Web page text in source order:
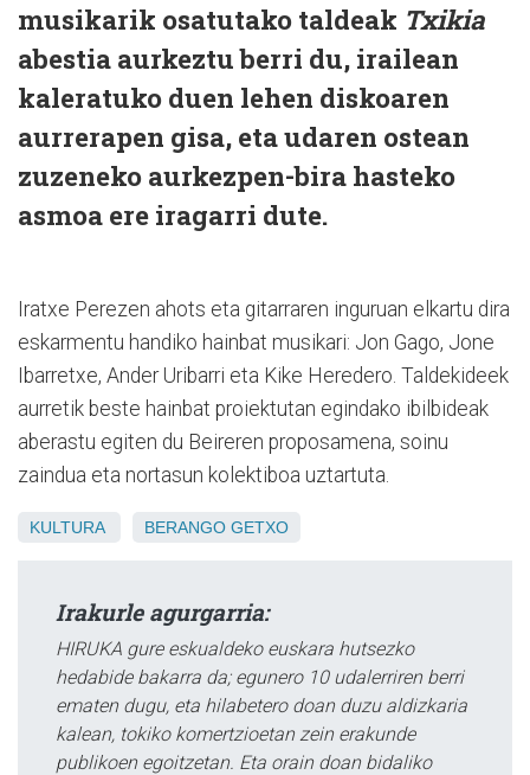
musikarik osatutako taldeak Txikia
abestia aurkeztu berri du, irailean
kaleratuko duen lehen diskoaren
aurrerapen gisa, eta udaren ostean
zuzeneko aurkezpen-bira hasteko
asmoa ere iragarri dute.
Iratxe Perezen ahots eta gitarraren inguruan elkartu dira
eskarmentu handiko hainbat musikari: Jon Gago, Jone
Ibarretxe, Ander Uribarri eta Kike Heredero. Taldekideek
aurretik beste hainbat proiektutan egindako ibilbideak
aberastu egiten du Beireren proposamena, soinu
zaindua eta nortasun kolektiboa uztartuta.
KULTURA BERANGO GETXO
Irakurle agurgarria:
HIRUKA gure eskualdeko euskara hutsezko
hedabide bakarra da; egunero 10 udalerriren berri
ematen dugu, eta hilabetero doan duzu aldizkaria
kalean, tokiko komertzioetan zein erakunde
publikoen egoitzetan. Eta orain doan bidaliko